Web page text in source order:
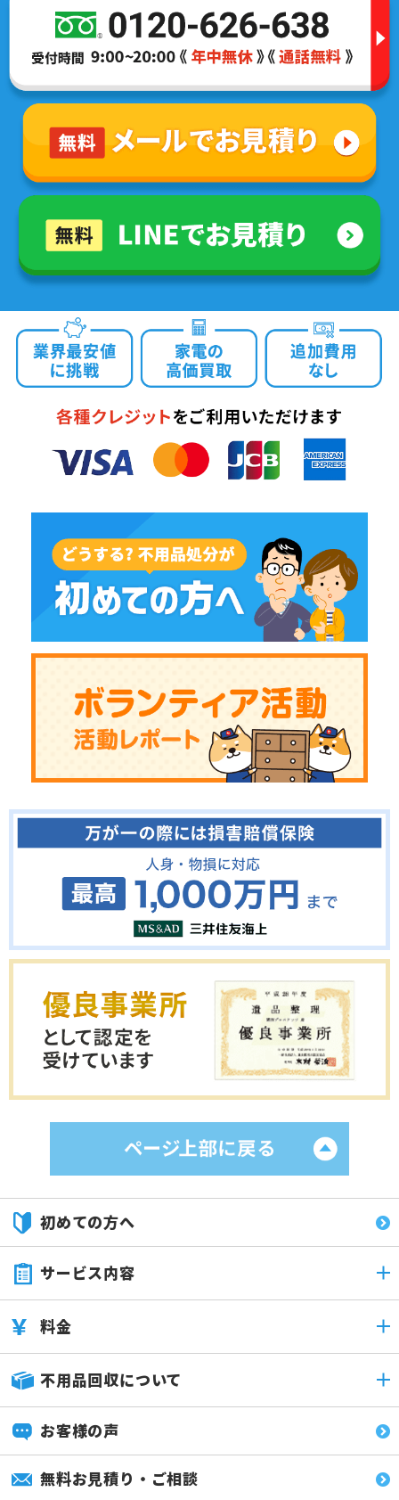
初めての方へ
サービス内容
料金
不用品回収について
お客様の声
無料お見積り・ご相談